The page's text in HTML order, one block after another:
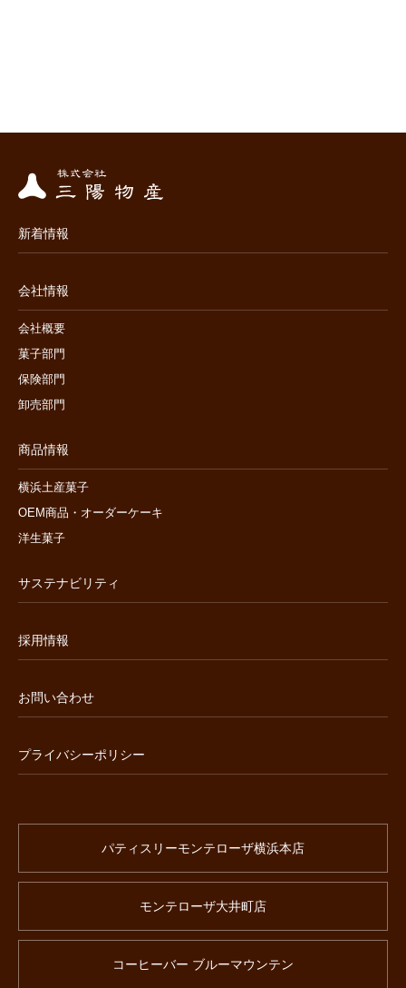
新着情報
会社情報
会社概要
菓子部門
保険部門
卸売部門
商品情報
横浜土産菓子
OEM商品・オーダーケーキ
洋生菓子
サステナビリティ
採用情報
お問い合わせ
プライバシーポリシー
パティスリーモンテローザ横浜本店
モンテローザ大井町店
コーヒーバー ブルーマウンテン